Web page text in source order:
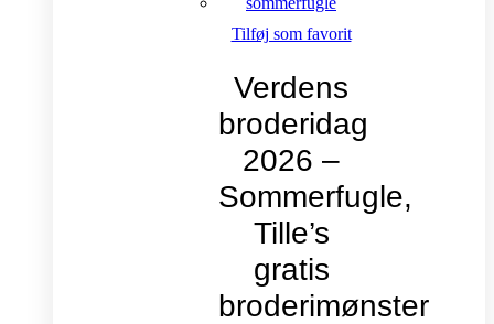
Tilføj som favorit
Verdens
broderidag
2026 –
Sommerfugle,
Tille’s
gratis
broderimønster